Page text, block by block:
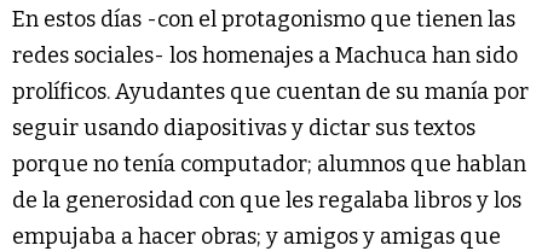
En estos días -con el protagonismo que tienen las
redes sociales- los homenajes a Machuca han sido
prolíficos. Ayudantes que cuentan de su manía por
seguir usando diapositivas y dictar sus textos
porque no tenía computador; alumnos que hablan
de la generosidad con que les regalaba libros y los
empujaba a hacer obras; y amigos y amigas que